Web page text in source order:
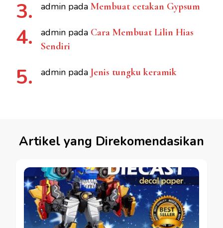
admin pada Membuat cetakan Gypsum
admin pada Cara Membuat Lilin Hias
Sendiri
admin pada Jenis tungku keramik
Artikel yang Direkomendasikan